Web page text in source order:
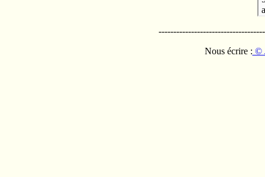
Nous écrire : ©